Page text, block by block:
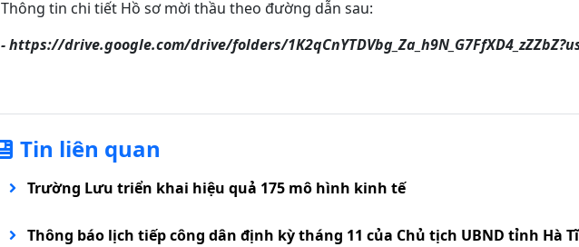
Thông tin chi tiết Hồ sơ mời thầu theo đường dẫn sau:
- https://drive.google.com/drive/folders/
Tin liên quan
Trường Lưu triển khai hiệu quả 175 mô hình kinh tế
Thông báo lịch tiếp công dân định kỳ tháng 11 của Chủ tịch UBND tỉnh Hà